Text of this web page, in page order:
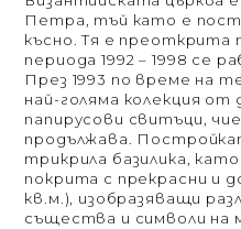
Петра, тъй като е
късно. Тя е преоткрита
периода 1992 – 1998 се
През 1993 по време на
най-голяма колекция от
папирусови свитъци,
продължава.
трикрила базилика,
покрита с прекрасни и
кв.м.), изобразяващи
същества и символи на